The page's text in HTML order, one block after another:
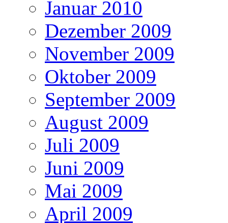
Januar 2010
Dezember 2009
November 2009
Oktober 2009
September 2009
August 2009
Juli 2009
Juni 2009
Mai 2009
April 2009